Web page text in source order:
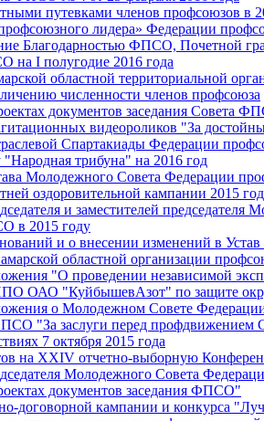
путевками членов профсоюзов в
лидера» Федерации
Благодарностью ФПСО, Почетной
на I полугодие 2016 года
областной территориальной
численности членов профсоюза
документов заседания Совета
видеороликов "За
Спартакиады Федерации
"Народная трибуна" на 2016 год
Молодежного Совета Федерации
оздоровительной кампании 2015
и заместителей
в 2015 году
и о внесении изменений в
областной организации
"О проведении независимой
ОАО "КуйбышевАзот" по защите
о Молодежном Совете
"За заслуги перед профдвижением
7 октября 2015 года
на XXIV отчетно-выборную
Молодежного Совета
документов заседания ФПСО"
договорной кампании и конкурса